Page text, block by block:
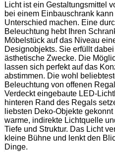
Licht ist ein Gestaltungsmittel
bei einem Einbauschrank
Unterschied machen. Eine
Beleuchtung hebt Ihren
Möbelstück auf das Niveau
Designobjekts. Sie erfüllt
ästhetische Zwecke. Die
lassen sich perfekt auf das
abstimmen. Die wohl
Beleuchtung von offenen
Verdeckt eingebaute LED-
hinteren Rand des Regals
liebsten Deko-Objekte
warme, indirekte Lichtquelle
Tiefe und Struktur. Das Licht
kleine Bühne und lenkt den
Dinge.